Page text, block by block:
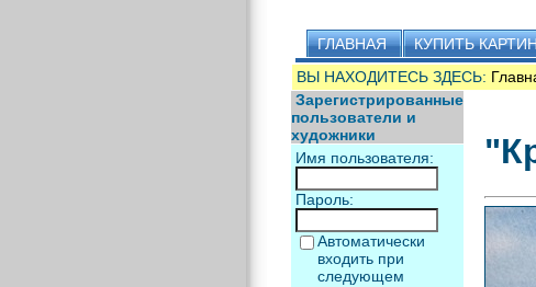
ГЛАВНАЯ КУПИТЬ
ВЫ НАХОДИТЕСЬ ЗДЕСЬ:
Зарегистрированные
пользователи и
художники
Имя пользователя:
Пароль:
Автоматически
входить при
следующем